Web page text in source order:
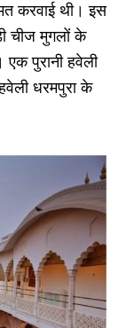
करवाई थी। इस
चीज मुगलों के
पुरानी हवेली
धरमपुरा के